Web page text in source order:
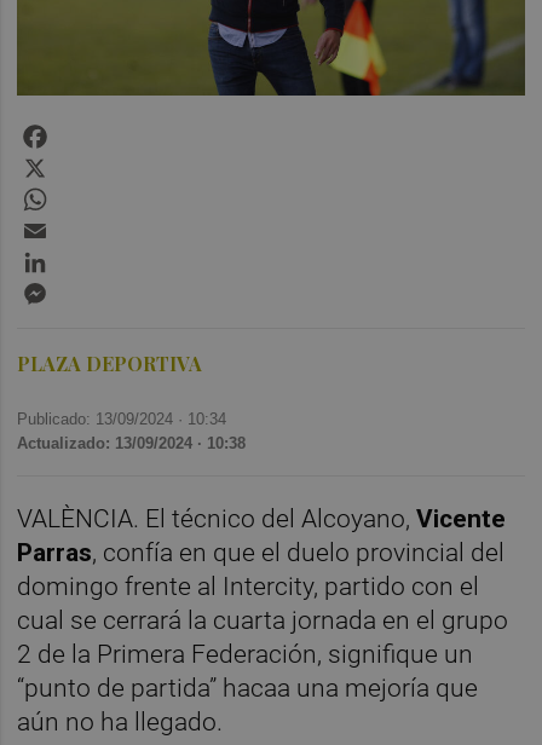
PLAZA DEPORTIVA
Publicado: 13/09/2024 · 10:34
Actualizado: 13/09/2024 · 10:38
VALÈNCIA. El técnico del Alcoyano,Vicente
Parras, confía en que el duelo provincial del
domingo frente al Intercity, partido con el
cual se cerrará la cuarta jornada en el grupo
2 de la Primera Federación, signifique un
“punto de partida” hacaa una mejoría que
aún no ha llegado.